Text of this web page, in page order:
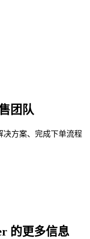
团队
决方案、完成下单流程
的更多信息